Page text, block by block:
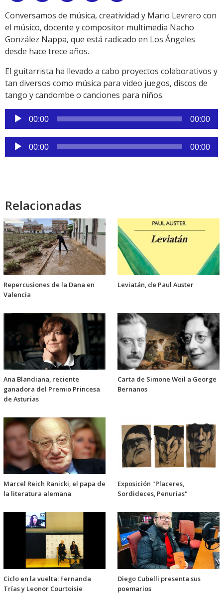
Link
Conversamos de música, creatividad y Mario Levrero con
el músico, docente y compositor multimedia Nacho
González Nappa, que está radicado en Los Ángeles
desde hace trece años.
El guitarrista ha llevado a cabo proyectos colaborativos y
tan diversos como música para video juegos, discos de
tango y candombe o canciones para niños.
Reproductor
de
audio
00:00 00:00
Reproductor
de
00:00 00:00
Relacionadas
Repercusiones de la Dana en
Valencia
Leviatán, de Paul Auster
Ana Blandiana, reciente
ganadora del Premio Princesa
de Asturias
Carta de Simone Weil a George
Bernanos
Marcel Reich Ranicki, el papa de
la literatura alemana
Exposición "Placeres,
Sordideces, Penurias"
Ciclo en la vuelta: Fernanda
Trías y Leonor Courtoisie
Diego Cubelli presenta sus
poemarios